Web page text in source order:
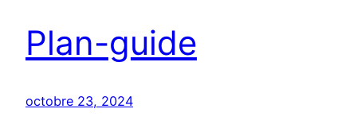
Plan-guide
octobre 23, 2024